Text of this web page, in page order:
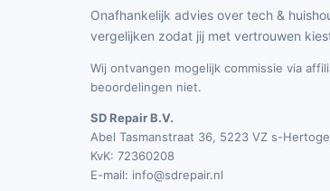
Onafhankelijk advies over tech &
vergelijken zodat jij met vertrouwen
Wij ontvangen mogelijk commissie via
beoordelingen niet.
SD Repair B.V.
Abel Tasmanstraat 36, 5223 VZ s-
KvK: 72360208
E-mail: info@sdrepair.nl